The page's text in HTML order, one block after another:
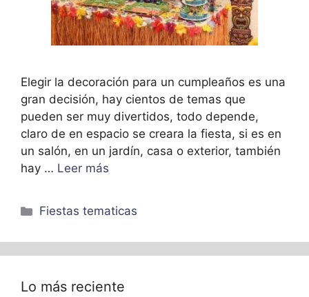
Elegir la decoración para un cumpleaños es una
gran decisión, hay cientos de temas que
pueden ser muy divertidos, todo depende,
claro de en espacio se creara la fiesta, si es en
un salón, en un jardín, casa o exterior, también
hay … Leer más
Categorías
Fiestas tematicas
Lo más reciente